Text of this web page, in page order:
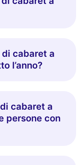
cabaret a
l’anno?
cabaret a
persone con